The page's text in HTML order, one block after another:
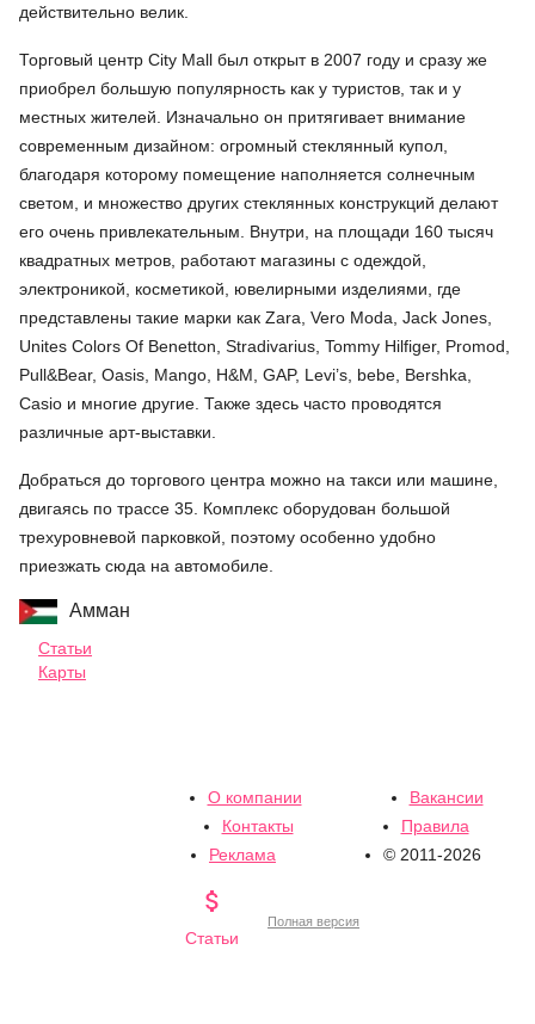
действительно велик.
Торговый центр City Mall был открыт в 2007 году и сразу же
приобрел большую популярность как у туристов, так и у
местных жителей. Изначально он притягивает внимание
современным дизайном: огромный стеклянный купол,
благодаря которому помещение наполняется солнечным
светом, и множество других стеклянных конструкций делают
его очень привлекательным. Внутри, на площади 160 тысяч
квадратных метров, работают магазины с одеждой,
электроникой, косметикой, ювелирными изделиями, где
представлены такие марки как Zara, Vero Moda, Jack Jones,
Unites Colors Of Benetton, Stradivarius, Tommy Hilfiger, Promod,
Pull&Bear, Oasis, Mango, H&M, GAP, Levi’s, bebe, Bershka,
Casiо и многие другие. Также здесь часто проводятся
различные арт-выставки.
Добраться до торгового центра можно на такси или машине,
двигаясь по трассе 35. Комплекс оборудован большой
трехуровневой парковкой, поэтому особенно удобно
приезжать сюда на автомобиле.
Амман
Статьи
Карты
О компании
Вакансии
Контакты
Правила
Реклама
© 2011-2026

Статьи
Полная версия